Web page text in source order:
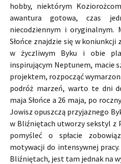
hobby, niektórym
awantura gotowa, czas
niecodziennym i oryginalnym.
Słońce znajdzie się w
w życzliwym Byku i obie
inspirującym Neptunem, macie
projektem, rozpocząć
podróż marzeń, warto te dni
maja Słońce a 26 maja, po
Jowisz opuszczą przyjaznego
w Bliźniętach utworzy sekstyl z
pomyśleć o spłacie
motywacji do intensywnej
Bliźniętach, jest tam jednak na